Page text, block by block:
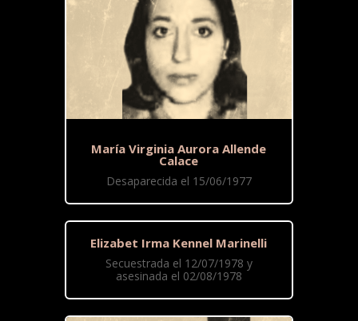
María Virginia Aurora Allende
Calace
Desaparecida el 15/06/1977
Elizabet Irma Kennel Marinelli
Secuestrada el 12/07/1978 y
asesinada el 02/08/1978